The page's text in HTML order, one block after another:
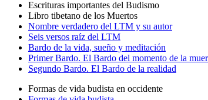
Escrituras importantes del Budismo
Libro tibetano de los Muertos
Nombre verdadero del LTM y su autor
Seis versos raíz del LTM
Bardo de la vida, sueño y meditación
Primer Bardo. El Bardo del momento de la
Segundo Bardo. El Bardo de la realidad
Formas de vida budista en occidente